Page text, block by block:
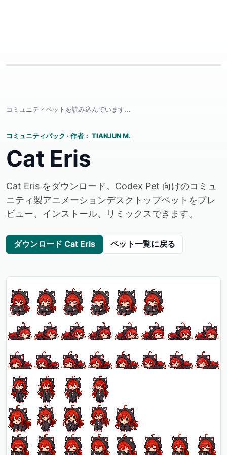
コミュニティペットを読み込んでいます...
コミュニティパック · 作者： TIANJUN M.
Cat Eris
Cat Eris をダウンロード。Codex Pet 向けのコミュ
ニティ製アニメーションデスクトップペットをプレ
ビュー、インストール、リミックスできます。
ダウンロード Cat Eris ペット一覧に戻る